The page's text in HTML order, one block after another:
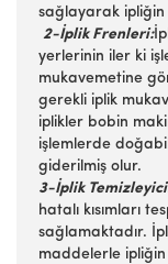
sağlayarak ipliğin
2-İplik Frenleri:
yerlerinin iler ki
mukavemetine
gerekli iplik
iplikler bobin
işlemlerde
giderilmiş olur.
3-İplik
hatalı kısımları
sağlamaktadır.
maddelerle ipliğin